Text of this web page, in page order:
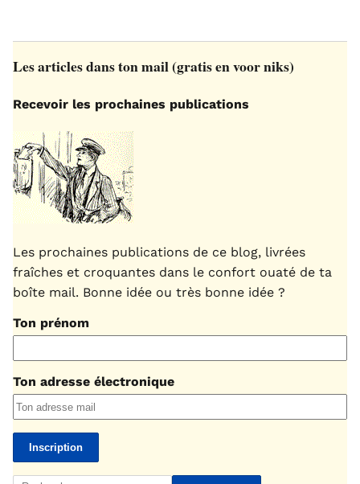
Les articles dans ton mail (gratis en voor niks)
Recevoir les prochaines publications
Les prochaines publications de ce blog, livrées
fraîches et croquantes dans le confort ouaté de ta
boîte mail. Bonne idée ou très bonne idée ?
Ton prénom
Ton adresse électronique